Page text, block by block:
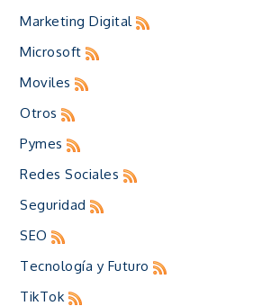
Marketing Digital
Microsoft
Moviles
Otros
Pymes
Redes Sociales
Seguridad
SEO
Tecnología y Futuro
TikTok